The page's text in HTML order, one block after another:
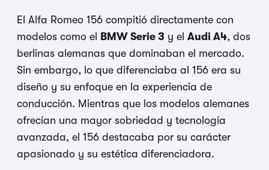
El Alfa Romeo 156 compitió directamente con
modelos como el
BMW Serie 3 y el Audi A4, dos
berlinas alemanas que dominaban el mercado.
Sin embargo, lo que diferenciaba al 156 era su
diseño y su enfoque en la experiencia de
conducción. Mientras que los modelos alemanes
ofrecían una mayor sobriedad y tecnología
avanzada, el 156 destacaba por su carácter
apasionado y su estética diferenciadora.